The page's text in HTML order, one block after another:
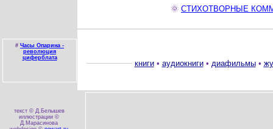
🌞 СТИХОТВОРНЫЕ
# Часы Опарина -
революция
циферблата
книги• аудиокниги• диафильмы•
текст © Д.Белышев
иллюстрации ©
Д.Марасинова